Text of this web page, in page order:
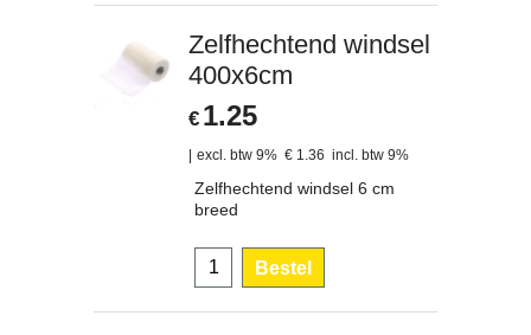
Zelfhechtend windsel
400x6cm
€ 1.25
excl. btw 9% € 1.36 incl. btw 9%
Zelfhechtend windsel 6 cm
breed
Bestel